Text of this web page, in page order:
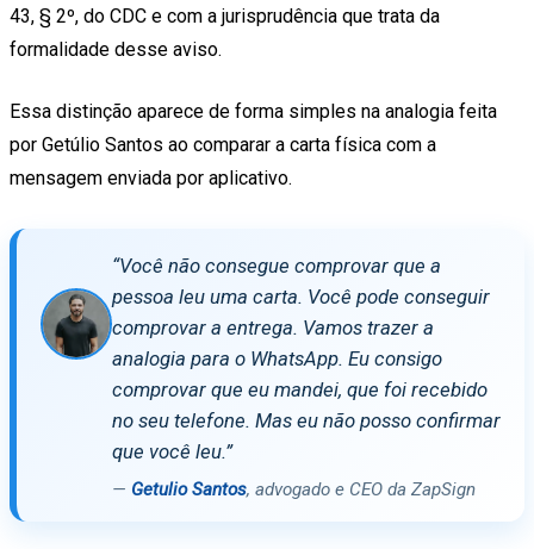
43, § 2º, do CDC e com a jurisprudência que trata da
formalidade desse aviso.
Essa distinção aparece de forma simples na analogia feita
por Getúlio Santos ao comparar a carta física com a
mensagem enviada por aplicativo.
“Você não consegue comprovar que a
pessoa leu uma carta. Você pode conseguir
comprovar a entrega. Vamos trazer a
analogia para o WhatsApp. Eu consigo
comprovar que eu mandei, que foi recebido
no seu telefone. Mas eu não posso confirmar
que você leu.”
— Getulio Santos, advogado e CEO da ZapSign